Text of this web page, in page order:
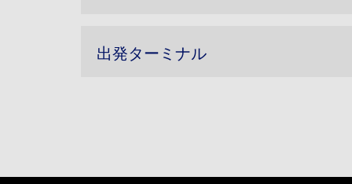
出発ターミナル